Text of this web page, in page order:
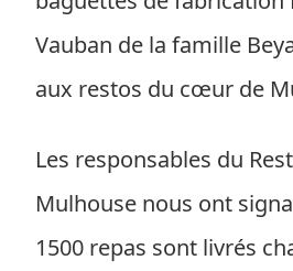
Vauban de la famille
aux restos du cœur de
Les responsables du
Mulhouse nous ont
1500 repas sont livrés